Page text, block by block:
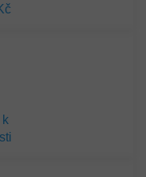
k